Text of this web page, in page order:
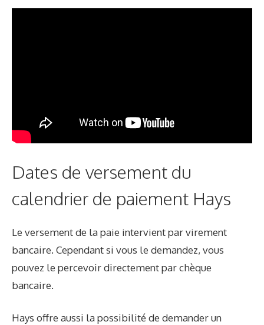
Dates de versement du
calendrier de paiement Hays
Le versement de la paie intervient par virement
bancaire. Cependant si vous le demandez, vous
pouvez le percevoir directement par chèque
bancaire.
Hays offre aussi la possibilité de demander un